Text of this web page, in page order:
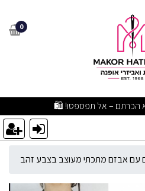
אבזם מתכתי
0
ברמה שלא הכרתם – אל תפספסו!
עם אבזם מתכתי מעוצב בצבע זהב